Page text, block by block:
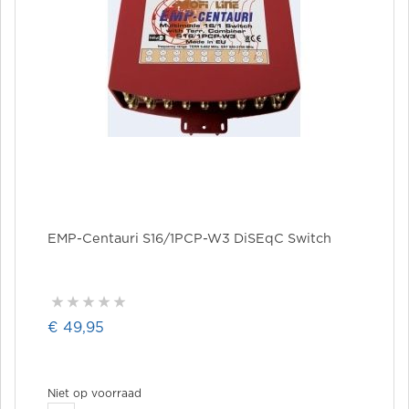
EMP-Centauri S16/1PCP-W3 DiSEqC Switch
€ 49,95
Niet op voorraad